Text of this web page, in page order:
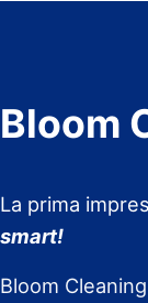
Bloom
La prima
smart!
Bloom